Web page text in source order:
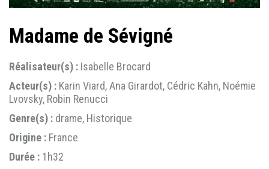
Madame de Sévigné
Réalisateur(s) : Isabelle Brocard
Acteur(s) : Karin Viard, Ana Girardot, Cédric Kahn, Noémie
Lvovsky, Robin Renucci
Genre(s) : drame, Historique
Origine : France
Durée : 1h32